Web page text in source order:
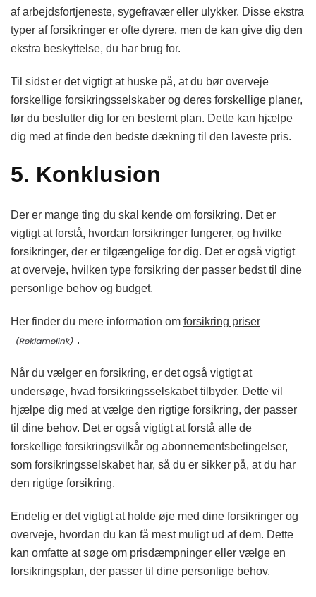
af arbejdsfortjeneste, sygefravær eller ulykker. Disse ekstra
typer af forsikringer er ofte dyrere, men de kan give dig den
ekstra beskyttelse, du har brug for.
Til sidst er det vigtigt at huske på, at du bør overveje
forskellige forsikringsselskaber og deres forskellige planer,
før du beslutter dig for en bestemt plan. Dette kan hjælpe
dig med at finde den bedste dækning til den laveste pris.
5. Konklusion
Der er mange ting du skal kende om forsikring. Det er
vigtigt at forstå, hvordan forsikringer fungerer, og hvilke
forsikringer, der er tilgængelige for dig. Det er også vigtigt
at overveje, hvilken type forsikring der passer bedst til dine
personlige behov og budget.
Her finder du mere information om forsikring priser
.
Når du vælger en forsikring, er det også vigtigt at
undersøge, hvad forsikringsselskabet tilbyder. Dette vil
hjælpe dig med at vælge den rigtige forsikring, der passer
til dine behov. Det er også vigtigt at forstå alle de
forskellige forsikringsvilkår og abonnementsbetingelser,
som forsikringsselskabet har, så du er sikker på, at du har
den rigtige forsikring.
Endelig er det vigtigt at holde øje med dine forsikringer og
overveje, hvordan du kan få mest muligt ud af dem. Dette
kan omfatte at søge om prisdæmpninger eller vælge en
forsikringsplan, der passer til dine personlige behov.